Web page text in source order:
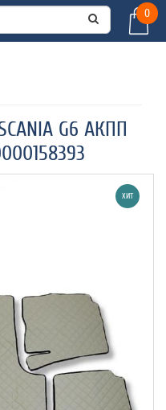
0
G6 АКПП
ХИТ